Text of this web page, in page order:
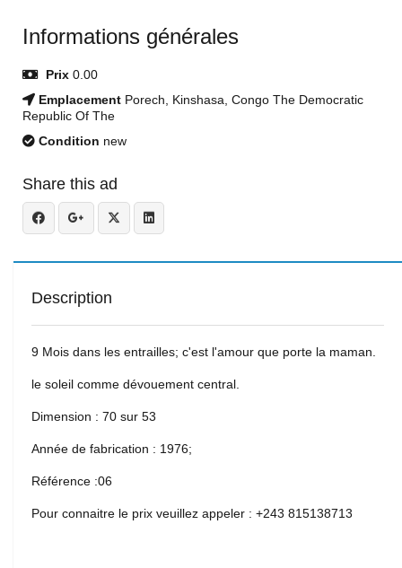
Informations générales
Prix 0.00
Emplacement Porech, Kinshasa, Congo The Democratic
Republic Of The
Condition new
Share this ad
Description
9 Mois dans les entrailles; c'est l'amour que porte la maman.
le soleil comme dévouement central.
Dimension : 70 sur 53
Année de fabrication : 1976;
Référence :06
Pour connaitre le prix veuillez appeler : +243 815138713